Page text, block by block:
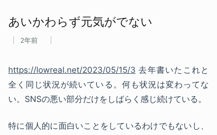
あいかわらず​元気がでない
2年前
https://lowreal.net/2023/05/15/3 去年書いたこれと
全く同じ状況が続いている。何も状況は変わってな
い。SNSの悪い部分だけをしばらく感じ続けている。
特に個人的に面白いことをしているわけでもないし、